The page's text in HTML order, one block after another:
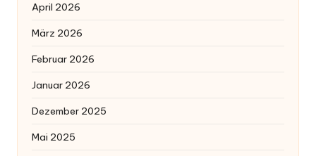
April 2026
März 2026
Februar 2026
Januar 2026
Dezember 2025
Mai 2025